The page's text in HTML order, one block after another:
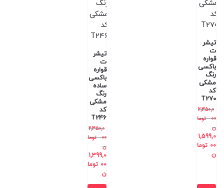
تیشر
ت
قواره
باکسی
رنگ
مشکی
کد
T270
2,350,0
00
توما
ن
1,599,0
00 توما
ن
تیشر
ت
قواره
باکسی
ساده
رنگ
مشکی
کد
T246
2,350,0
00
توما
ن
1,399,0
00 توما
ن